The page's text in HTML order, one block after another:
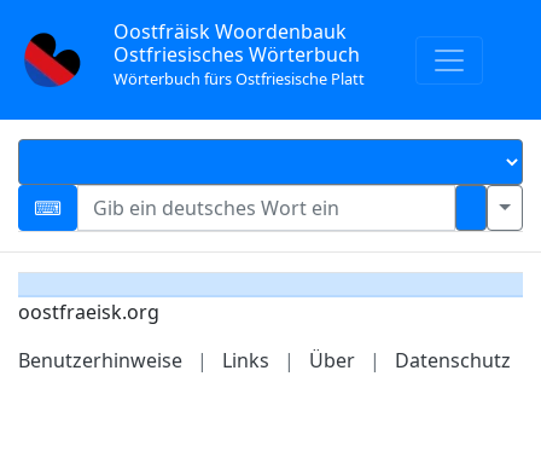
Oostfräisk Woordenbauk
Ostfriesisches Wörterbuch
Wörterbuch fürs Ostfriesische Platt
oostfraeisk.org
Benutzerhinweise
| Links | Über | Datenschutz